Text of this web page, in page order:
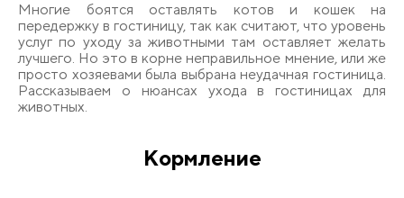
Многие боятся оставлять котов и кошек на
передержку в гостиницу, так как считают, что уровень
услуг по уходу за животными там оставляет желать
лучшего. Но это в корне неправильное мнение, или же
просто хозяевами была выбрана неудачная гостиница.
Рассказываем о нюансах ухода в гостиницах для
животных.
Кормление